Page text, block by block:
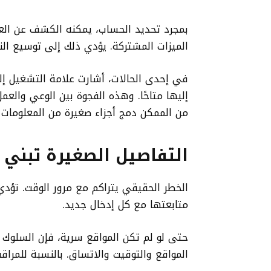
بمجرد تحديد الحساب، يمكنه الكشف عن
الميزات المشتركة. يؤدي ذلك إلى توسيع
في إحدى الحالات، أشارت علامة
إليها متاحًا. وهذه الفجوة بين الوعي
من الممكن دمج أجزاء صغيرة من
التفاصيل الصغيرة
الخطر الحقيقي يتراكم مع مرور الوقت.
متابعتها مع كل إدخال جديد.
حتى لو لم تكن المواقع سرية، فإن
المواقع والتوقيت والاتساق. بالنسبة